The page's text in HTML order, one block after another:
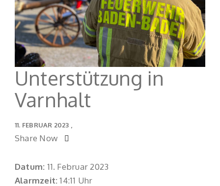
Unterstützung in
Varnhalt
11. FEBRUAR 2023
Share Now
Datum: 11. Februar 2023
Alarmzeit:14:11 Uhr